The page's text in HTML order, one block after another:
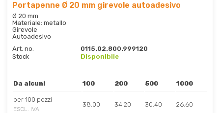
Portapenne Ø 20 mm girevole autoadesivo
Ø 20 mm
Materiale: metallo
Girevole
Autoadesivo
Art. no.
0115.02.800.999120
Stock
Disponibile
Da alcuni 100 200 500 1000
per 100 pezzi
ESCL. IVA
38.00 34.20 30.40 26.60